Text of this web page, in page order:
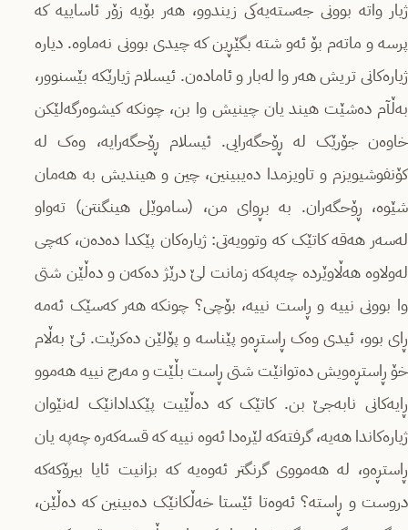
ژیار واتە بوونی جەستەیەکی زیندوو، هەر بۆیە زۆر ئاساییە کە
پرسە و ماتەم بۆ ئەو شتە بگێڕین کە چیدی بوونی نەماوە. دیارە
ژیارەکانی تریش هەر وا لەبار و ئامادەن. ئیسلام ژیارێکە بێسنوور،
بەڵآم دەشێت هیند یان چینیش وا بن، چونکە کیشوەرگەلێکن
خاوەن جۆرێک لە ڕۆحگەرایی. ئیسلام ڕۆحگەرایە، وەک لە
کۆنفوشیویزم و تاویزمدا دەیبینین، چین و هیندیش بە هەمان
شێوە، ڕۆحگەران. بە بڕوای من، (ساموێل هینگنتن) تەواو
لەسەر هەقە کاتێک کە وتوویەتی: ژیارەکان پێکدا دەدەن، کەچی
لەولاوە هەڵاوێردە چەپەکە زمانت لێ درێژ دەکەن و دەڵێن شتی
وا بوونی نییە و ڕاست نییە، بۆچی؟ چونکە هەر کەسێک ئەمە
ڕای بوو، ئیدی وەک ڕاستڕەو پێناسە و پۆلێن دەکرێت. ئێ بەڵام
خۆ ڕاستڕەویش دەتوانێت شتی ڕاست بڵێت و مەرج نییە هەموو
ڕایەکانی نابەجێ بن. کاتێک کە دەڵێیت پێکدادانێک لەنێوان
ژیارەکاندا هەیە، گرفتەکە لێرەدا ئەوە نییە کە قسەکەرە چەپە یان
ڕاستڕەو، لە هەمووی گرنگتر ئەوەیە کە بزانیت ئایا بیرۆکەکە
دروست و ڕاستە؟ ئەوەتا ئێستا خەڵکانێک دەبینین کە دەڵێن،